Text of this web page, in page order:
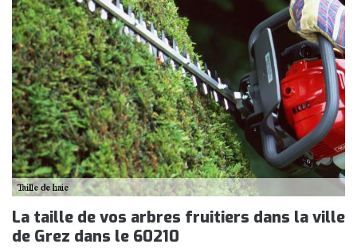
La taille de vos arbres fruitiers dans la ville
de Grez dans le 60210